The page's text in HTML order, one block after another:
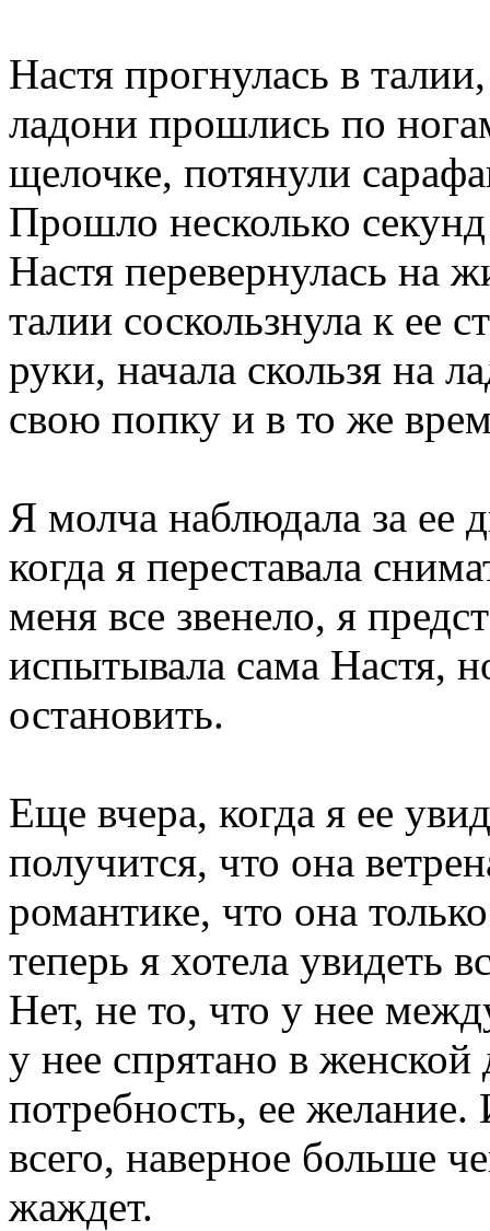
Настя прогнулась в
ладони прошлись по
щелочке, потянули
Прошло несколько
Настя перевернулась на
талии соскользнула к ее
руки, начала скользя на
свою попку и в то же
Я молча наблюдала за ее
когда я переставала
меня все звенело, я
испытывала сама Настя,
остановить.
Еще вчера, когда я ее
получится, что она
романтике, что она
теперь я хотела увидеть
Нет, не то, что у нее
у нее спрятано в женской
потребность, ее
всего, наверное больше
жаждет.